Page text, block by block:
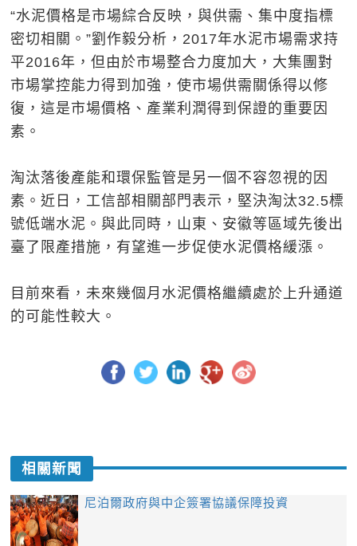
“水泥價格是市場綜合反映，與供需、集中度指標
密切相關。”劉作毅分析，2017年水泥市場需求持
平2016年，但由於市場整合力度加大，大集團對
市場掌控能力得到加強，使市場供需關係得以修
復，這是市場價格、產業利潤得到保證的重要因
素。
淘汰落後產能和環保監管是另一個不容忽視的因
素。近日，工信部相關部門表示，堅決淘汰32.5標
號低端水泥。與此同時，山東、安徽等區域先後出
臺了限產措施，有望進一步促使水泥價格緩漲。
目前來看，未來幾個月水泥價格繼續處於上升通道
的可能性較大。
相關新聞
​尼泊爾政府與中企簽署協議保障投資